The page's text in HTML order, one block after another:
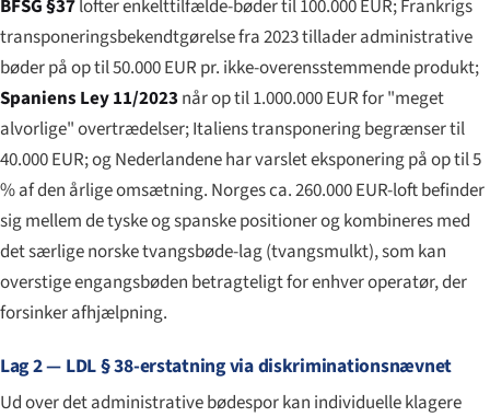
BFSG §37lofter enkelttilfælde-bøder til 100.000 EUR; Frankrigs
transponeringsbekendtgørelse fra 2023 tillader administrative
bøder på op til 50.000 EUR pr. ikke-overensstemmende produkt;
Spaniens Ley 11/2023 når op til 1.000.000 EUR for "meget
alvorlige" overtrædelser; Italiens transponering begrænser til
40.000 EUR; og Nederlandene har varslet eksponering på op til 5
% af den årlige omsætning. Norges ca. 260.000 EUR-loft befinder
sig mellem de tyske og spanske positioner og kombineres med
det særlige norske tvangsbøde-lag (tvangsmulkt), som kan
overstige engangsbøden betragteligt for enhver operatør, der
forsinker afhjælpning.
Lag 2 — LDL § 38-erstatning via diskriminationsnævnet
Ud over det administrative bødespor kan individuelle klagere